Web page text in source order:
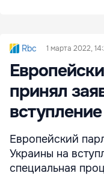
Rbc 1 марта 2022,
принял
Европейский
Украины на
специальная